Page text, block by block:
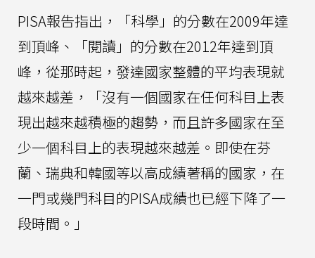
PISA報告指出，「科學」的分數在2009年達
到頂峰、「閱讀」的分數在2012年達到頂
峰，從那時起，發達國家整體的平均表現就
越來越差，「沒有一個國家在任何科目上表
現出越來越積極的趨勢，而且許多國家在至
少一個科目上的表現越來越差。即使在芬
蘭、瑞典和韓國等以高成績著稱的國家，在
一門或幾門科目的PISA成績也已經下降了一
段時間。」